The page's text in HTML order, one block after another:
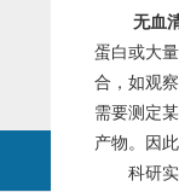
无血
蛋白或大
合，如观
需要测定
产物。因
科研实验